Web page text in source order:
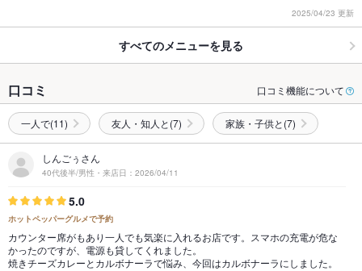
2025/04/23 更新
すべてのメニューを見る
口コミ 口コミ機能について
一人で(11) 友人・知人と(7) 家族・子供と(7)
しんごぅさん
40代後半/男性・来店日：2026/04/11
5.0
ホットペッパーグルメで予約
カウンター席がもあり一人でも気楽に入れるお店です。スマホの充電が危な
かったのですが、電源も貸してくれました。
焼きチーズカレーとカルボナーラで悩み、今回はカルボナーラにしました。